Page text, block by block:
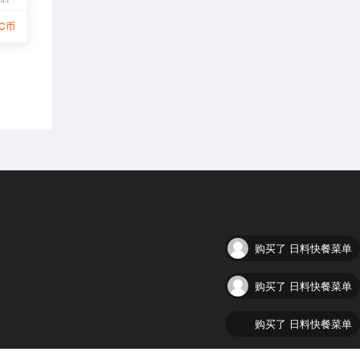
币
购买了 日料快餐菜单
购买了 日料快餐菜单
购买了 日料快餐菜单